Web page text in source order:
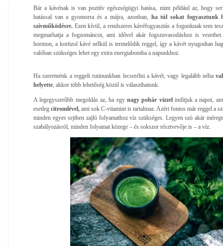
Bár a kávénak is van pozitív egészségügyi hatása, mint például az, hogy
hatással van a gyomorra és a májra, azonban,
ha túl sokat fogyasztunk
szívműködésre. Ezen kívül, a rendszeres kávéfogyasztás a fogunknak sem
megmarhatja a fogzománcot, ami idővel akár fogszuvasodáshoz is
hormon, a kortizol kávé nélkül is termelődik reggel, így a kávét nyugodtan
valóban szükséges lehet egy extra energiabomba a napunkhoz.
Ha szeretnénk a reggeli rutinunkban lecserélni a kávét, vagy legalább néha
helyette , akkor több lehetőség közül is választhatunk.
A legegyszerűbb megoldás az, ha egy nagy pohár vízzel indítjuk a napot,
esetleg citromlével, ami sok C-vitamint is tartalmaz. Azért fontos már reggel a
minden egyes sejtben zajló folyamathoz víz szükséges. Legyen szó akár
szabályozásról, minden folyamat közege – és sokszor résztvevője is – a víz.